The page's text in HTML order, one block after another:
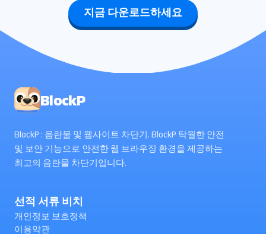
지금 다운로드하세요
BlockP
BlockP : 음란물 및 웹사이트 차단기. BlockP 탁월한 안전
및 보안 기능으로 안전한 웹 브라우징 환경을 제공하는
최고의 음란물 차단기입니다.
선적 서류 비치
개인정보 보호정책
이용약관